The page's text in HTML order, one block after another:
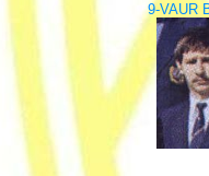
9-VAUR